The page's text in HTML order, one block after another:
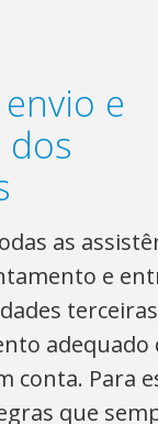
e
as
e
adequado
conta. Para
que